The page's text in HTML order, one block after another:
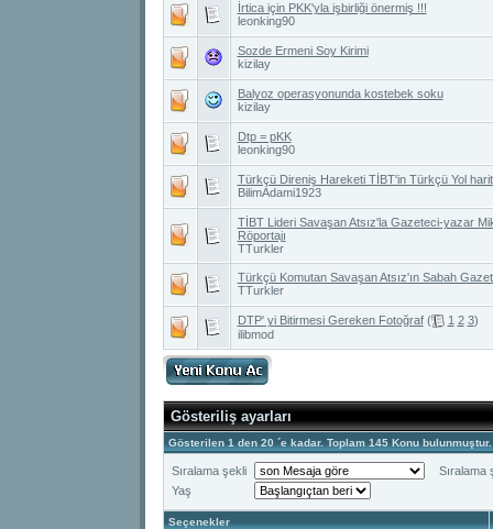
İrtica için PKK'yla işbirliği önermiş !!!
leonking90
Sozde Ermeni Soy Kirimi
kizilay
Balyoz operasyonunda kostebek soku
kizilay
Dtp = pKK
leonking90
Türkçü Direniş Hareketi TİBT'in Türkçü Yol
BilimAdami1923
TİBT Lideri Savaşan Atsız'la Gazeteci-yazar
Röportajı
TTurkler
Türkçü Komutan Savaşan Atsız'ın Sabah
TTurkler
DTP' yi Bitirmesi Gereken Fotoğraf ( 1 2 3)
ilibmod
Gösteriliş ayarları
Gösterilen 1 den 20 ´e kadar. Toplam 145 Konu bulunmuştur.
Sıralama şekli
Sıralama
Yaş
Seçenekler